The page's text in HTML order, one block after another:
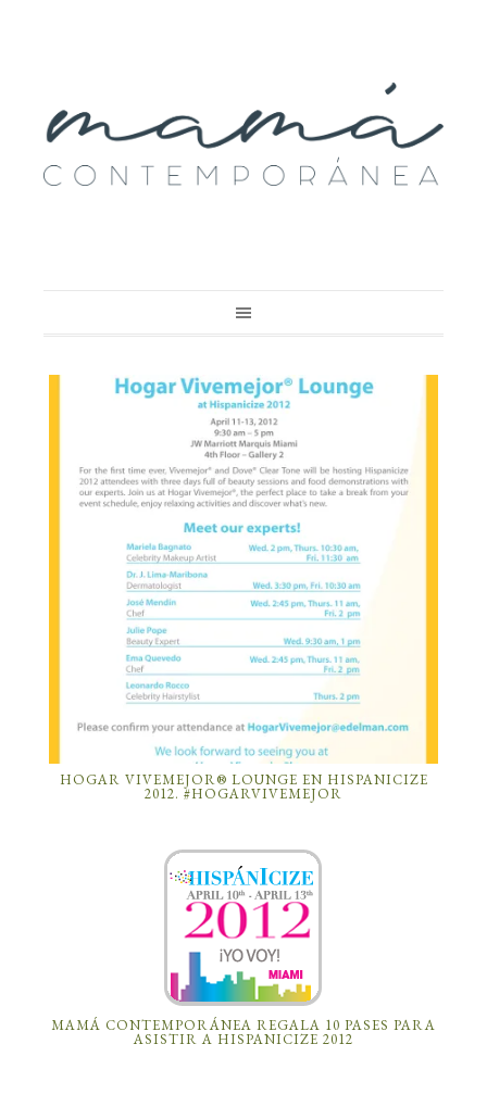
HOGAR VIVEMEJOR® LOUNGE EN HISPANICIZE
2012. #HOGARVIVEMEJOR
MAMÁ CONTEMPORÁNEA REGALA 10 PASES PARA
ASISTIR A HISPANICIZE 2012